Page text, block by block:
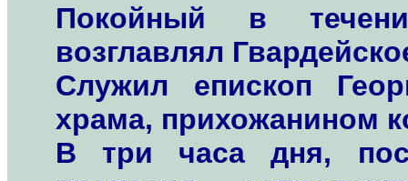
Покойный в
возглавлял
Служил епископ
храма, прихожанином
В три часа дня,